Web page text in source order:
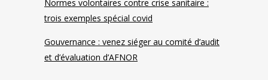
Normes volontaires contre crise sanitaire :
trois exemples spécial covid
Gouvernance : venez siéger au comité d’audit
et d’évaluation d’AFNOR